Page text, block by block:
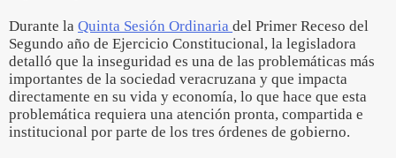
Durante la Quinta Sesión Ordinaria del Primer Receso del
Segundo año de Ejercicio Constitucional, la legisladora
detalló que la inseguridad es una de las problemáticas más
importantes de la sociedad veracruzana y que impacta
directamente en su vida y economía, lo que hace que esta
problemática requiera una atención pronta, compartida e
institucional por parte de los tres órdenes de gobierno.